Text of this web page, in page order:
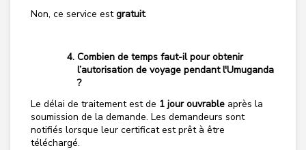
Non, ce service estgratuit.
Combien de temps faut-il pour obtenir
l’autorisation de voyage pendant l'Umuganda
?
Le délai de traitement est de 1 jour ouvrable après la
soumission de la demande. Les demandeurs sont
notifiés lorsque leur certificat est prêt à être
téléchargé.